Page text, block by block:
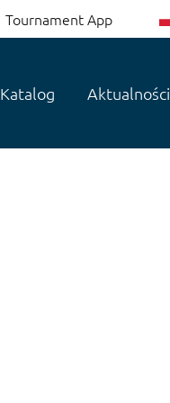
Tournament App
Katalog Aktualności